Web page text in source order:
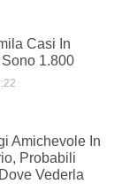
Casi In
1.800
Amichevole In
Probabili
Vederla